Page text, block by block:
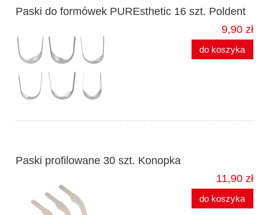
Paski do formówek PUREsthetic 16 szt. Poldent
9,90 zł
do koszyka
Paski profilowane 30 szt. Konopka
11,90 zł
do koszyka